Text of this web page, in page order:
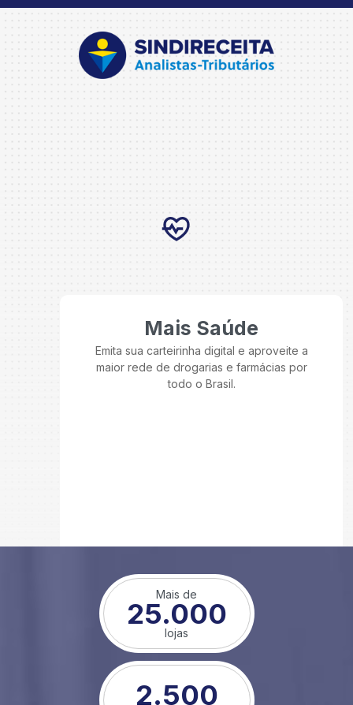
Mais Saúde
Emita sua carteirinha digital e aproveite a
maior rede de drogarias e farmácias por
todo o Brasil.
Mais de
25.000
lojas
2.500